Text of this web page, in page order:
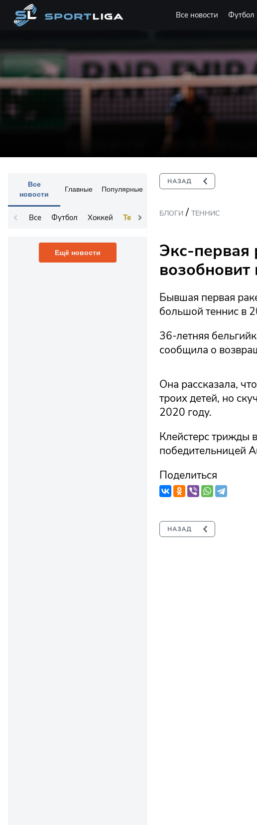
Все новости Футбол
Все
новости
Главные Популярные
Все Футбол Хоккей Теннис Остальное
Ещё новости
БЛОГИ / ТЕННИС
Экс-первая
возобновит
Бывшая первая
большой теннис в
36-летняя
сообщила о
Она рассказала,
троих детей, но
2020 году.
Клейстерс трижды
победительницей
Поделиться